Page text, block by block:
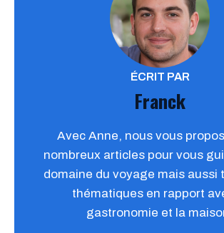
ÉCRIT PAR
Franck
Avec Anne, nous vous
nombreux articles pour vous
domaine du voyage mais aussi
thématiques en rapport
gastronomie et la